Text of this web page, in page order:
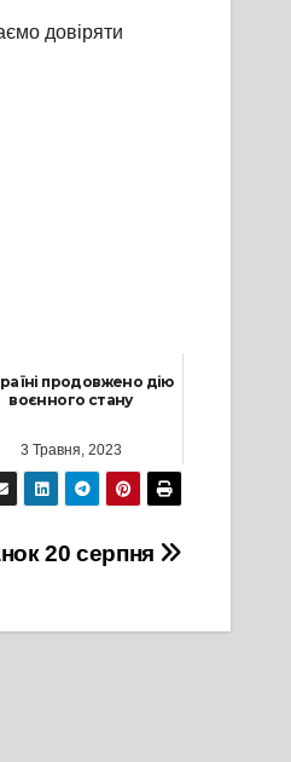
довіряти
продовжено дію
воєнного стану
3 Травня, 2023
20 серпня